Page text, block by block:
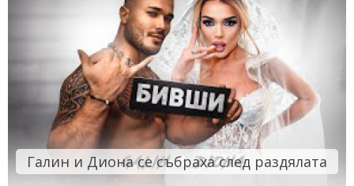
Галин и Диона се събраха след раздялата